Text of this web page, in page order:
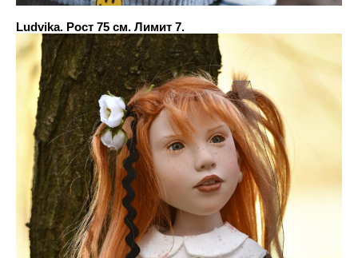
Ludvika. Рост 75 см. Лимит 7.